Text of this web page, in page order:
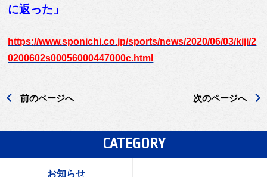
に返った」
https://www.sponichi.co.jp/sports/news/2020/06/03/kiji/2
0200602s00056000447000c.html
前のページへ 次のページへ
CATEGORY
お知らせ